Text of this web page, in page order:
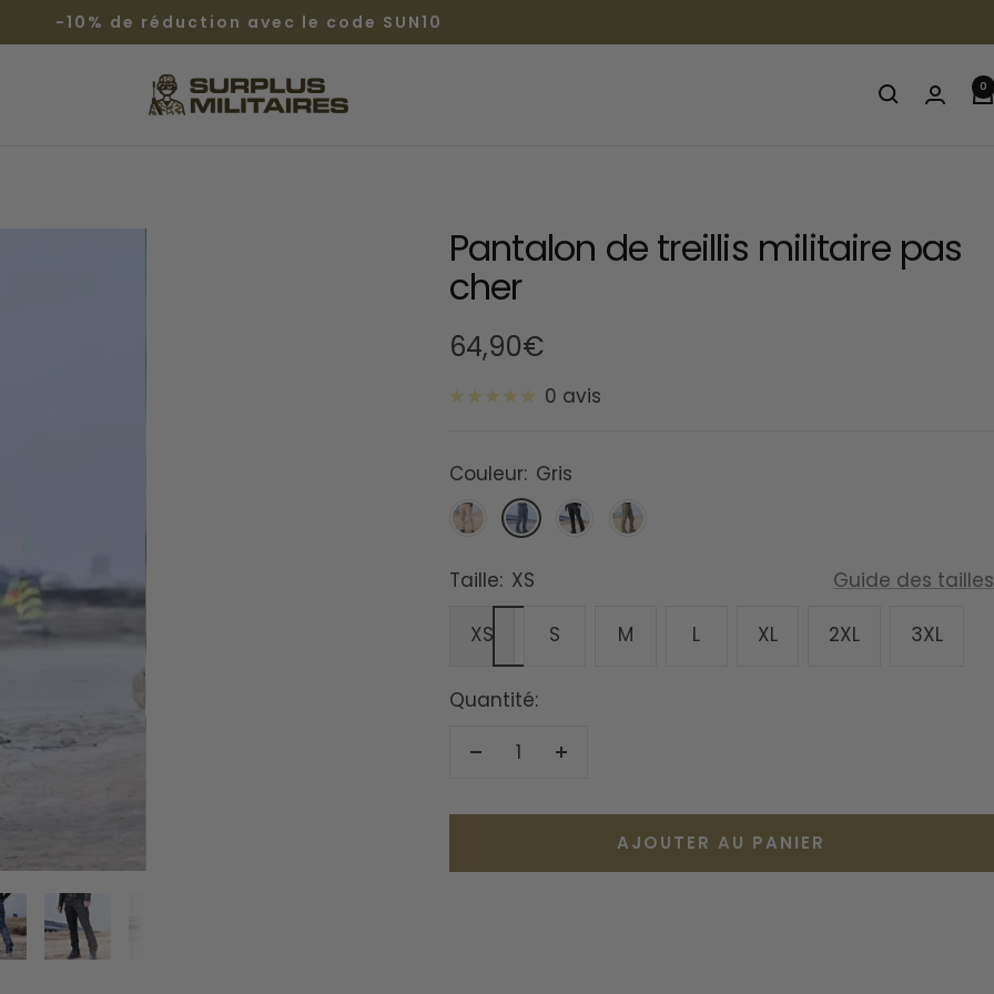
-10% de réduction avec le code SUN10
Surplus
Militaires®
0
Pantalon de treillis militaire pas
cher
Prix
de
64,90€
0 avis
Couleur: Gris
Kaki
Gris Noir
Vert
Taille: XS Guide des tailles
XS S M L XL 2XL 3XL
Quantité:
Réduire
Augmenter
quantitéAJOUTER AU PANIER